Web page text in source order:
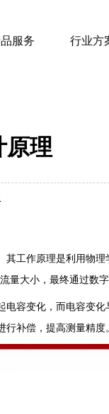
服务 行业方
原理
工作原理是利用物
量大小，最终通过数
容变化，而电容变
行补偿，提高测量精度